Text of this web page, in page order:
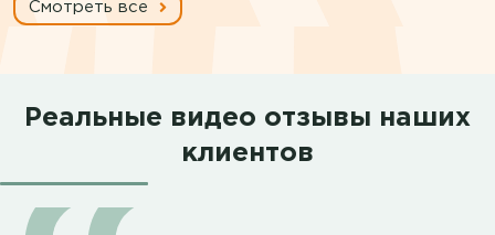
Смотреть все
Реальные видео отзывы наших
клиентов